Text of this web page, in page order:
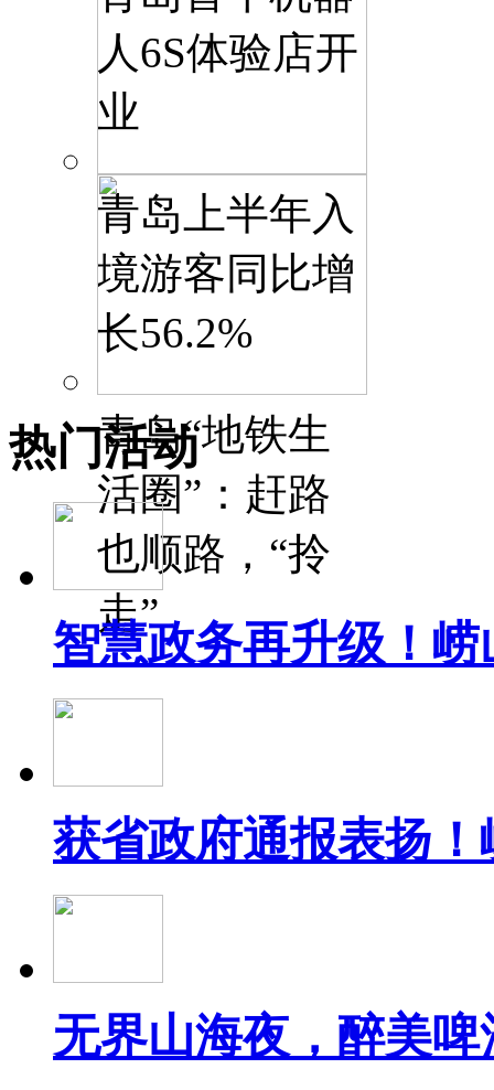
人6S体验店开
业
青岛上半年入
境游客同比增
长56.2%
青岛“地铁生
活圈”：赶路
也顺路，“拎
走”
热门活动
智慧政务再升级！
获省政府通报表扬
无界山海夜，醉美